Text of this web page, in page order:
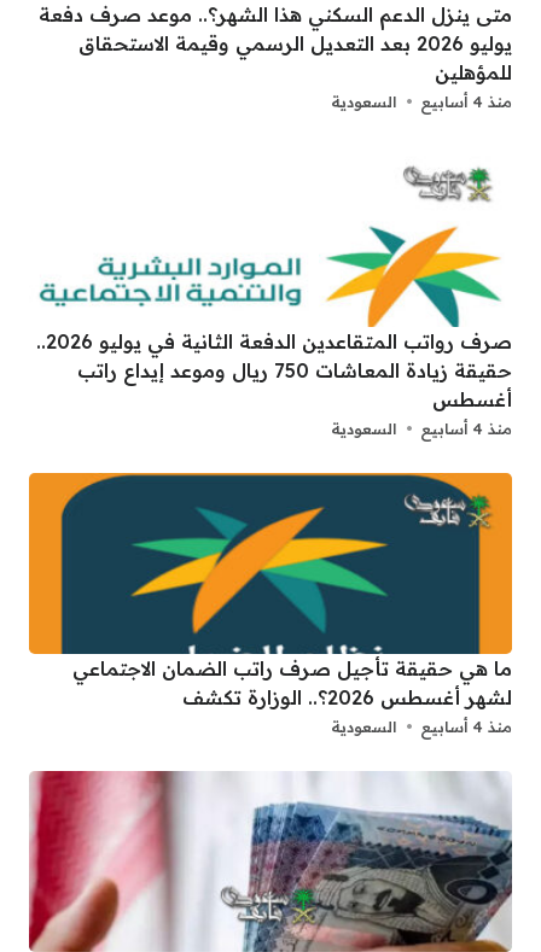
متى ينزل الدعم السكني هذا الشهر؟.. موعد صرف دفعة
يوليو 2026 بعد التعديل الرسمي وقيمة الاستحقاق
للمؤهلين
منذ 4 أسابيع السعودية
صرف رواتب المتقاعدين الدفعة الثانية في يوليو 2026..
حقيقة زيادة المعاشات 750 ريال وموعد إيداع راتب
أغسطس
منذ 4 أسابيع السعودية
ما هي حقيقة تأجيل صرف راتب الضمان الاجتماعي
لشهر أغسطس 2026؟.. الوزارة تكشف
منذ 4 أسابيع السعودية